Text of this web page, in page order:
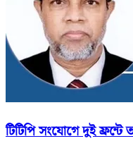
টিটিপি সংযোগে দুই